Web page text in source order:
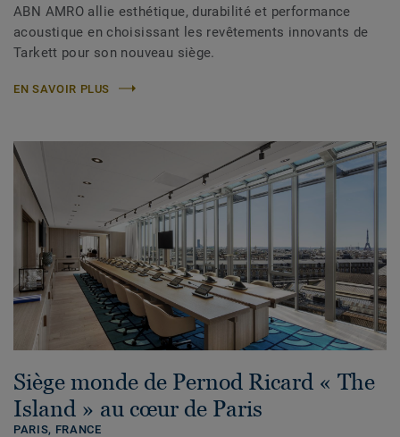
ABN AMRO allie esthétique, durabilité et performance
acoustique en choisissant les revêtements innovants de
Tarkett pour son nouveau siège.
EN SAVOIR PLUS
Siège monde de Pernod Ricard « The
Island » au cœur de Paris
PARIS, FRANCE